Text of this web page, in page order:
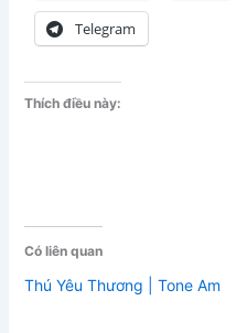
Telegram
Thích điều này:
Có liên quan
Thú Yêu Thương | Tone Am